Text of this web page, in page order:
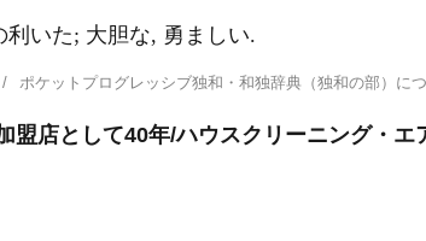
いた; 大胆な, 勇ましい.
ポケットプログレッシブ独和・和独辞典（独和の部）
盟店として40年/ハウスクリーニング・エ